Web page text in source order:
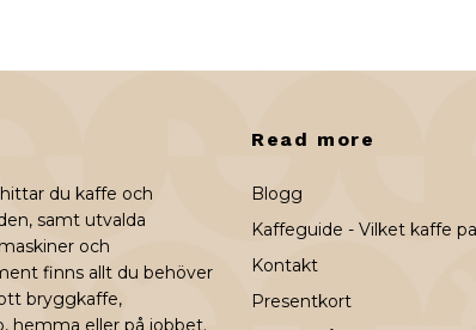
du kaffe och
samt utvalda
och
finns allt du behöver
bryggkaffe,
hemma eller på jobbet.
Read more
Blogg
Kaffeguide - Vilket kaffe
Kontakt
Presentkort